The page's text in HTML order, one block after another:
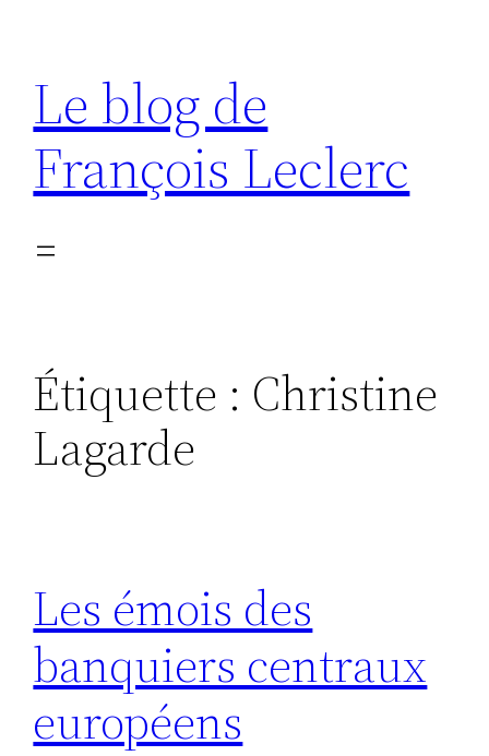
contenu
Le blog de
François Leclerc
Étiquette : Christine
Lagarde
Les émois des
banquiers centraux
européens